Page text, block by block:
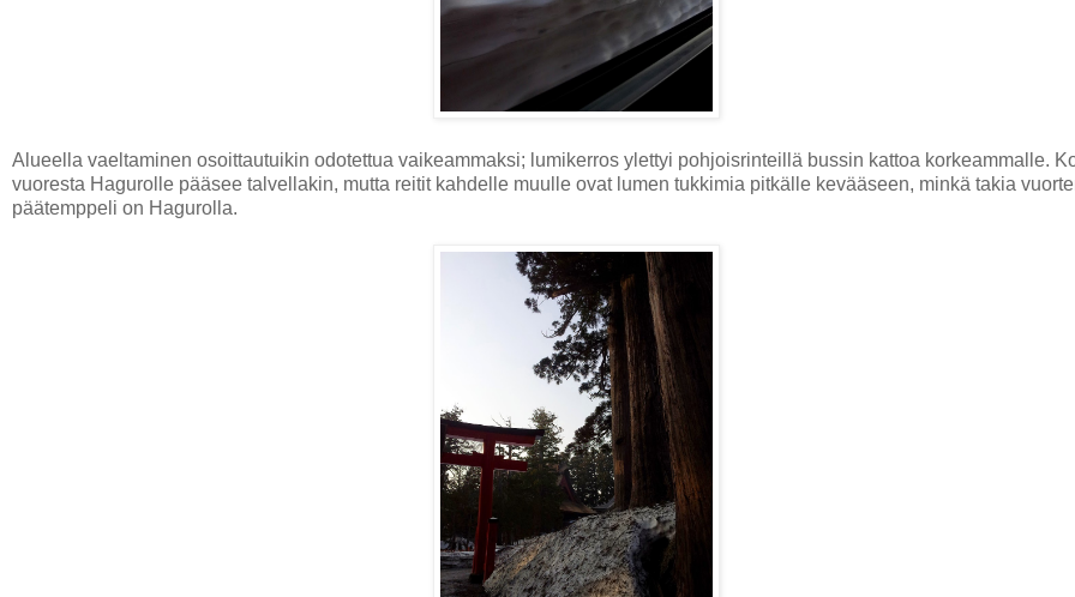
Alueella vaeltaminen osoittautuikin odotettua vaikeammaksi; lumikerros ylettyi pohjoisrinteillä bussin kattoa korkeammalle.
vuoresta Hagurolle pääsee talvellakin, mutta reitit kahdelle muulle ovat lumen tukkimia pitkälle kevääseen, minkä takia
päätemppeli on Hagurolla.